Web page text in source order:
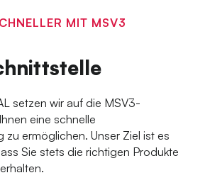
MIT MSV3
setzen wir auf die MSV3-
eine schnelle
zu ermöglichen. Unser Ziel ist es
Sie stets die richtigen Produkte